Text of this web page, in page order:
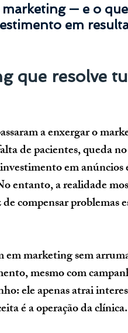
— e o que
em
que resolve
a enxergar o
de pacientes, queda no
em
entanto, a realidade
compensar problemas
em marketing sem
, mesmo com
ele apenas atrai
é a operação da clínica.